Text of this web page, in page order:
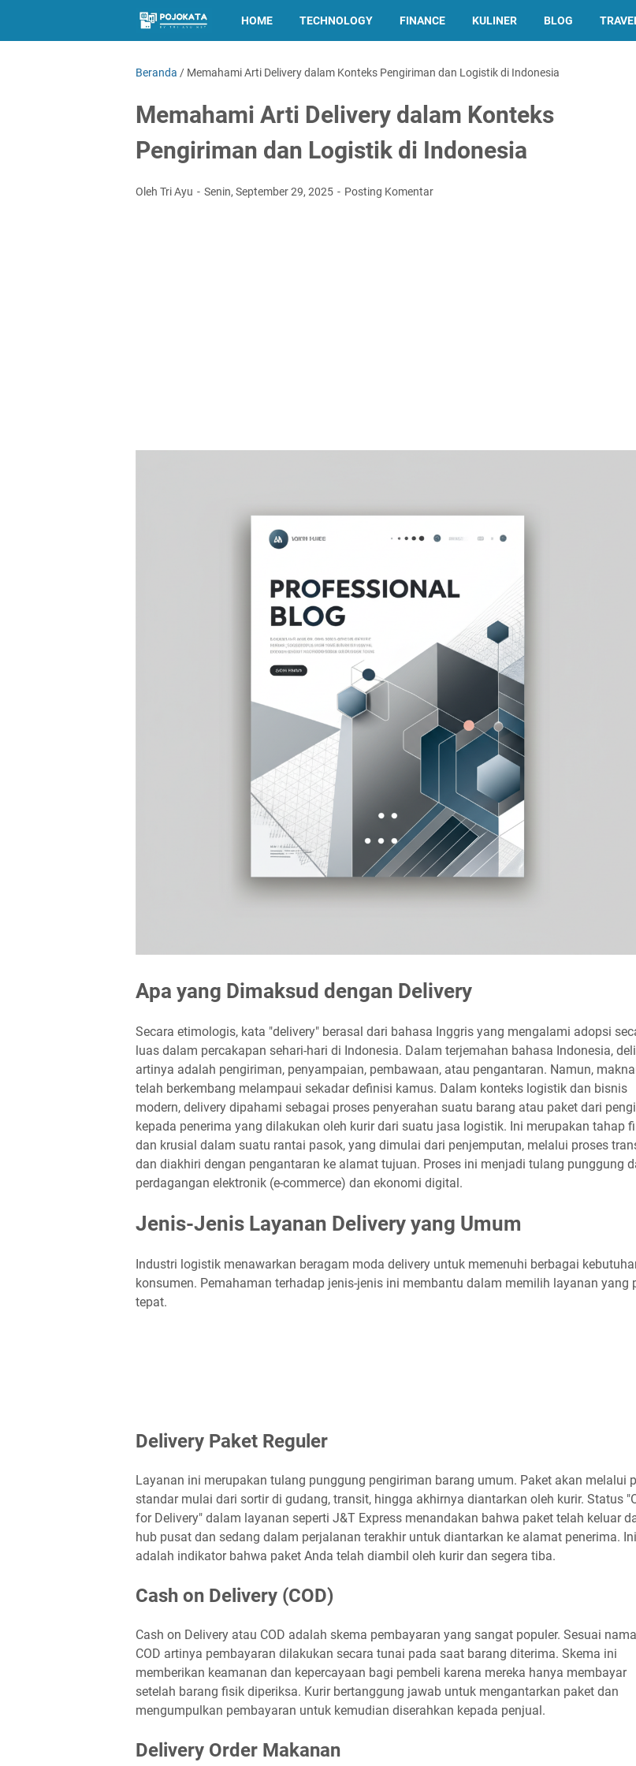
HOME TECHNOLOGY FINANCE KULINER BLOG
Beranda / Memahami Arti Delivery dalam Konteks Pengiriman dan Logistik di Indonesia
Memahami Arti Delivery dalam Konteks
Pengiriman dan Logistik di Indonesia
Oleh Tri Ayu Senin, September 29, 2025 Posting Komentar
Apa yang Dimaksud dengan Delivery
Secara etimologis, kata "delivery" berasal dari bahasa Inggris yang mengalami adopsi
luas dalam percakapan sehari-hari di Indonesia. Dalam terjemahan bahasa Indonesia,
artinya adalah pengiriman, penyampaian, pembawaan, atau pengantaran. Namun,
telah berkembang melampaui sekadar definisi kamus. Dalam konteks logistik dan bisnis
modern, delivery dipahami sebagai proses penyerahan suatu barang atau paket dari
kepada penerima yang dilakukan oleh kurir dari suatu jasa logistik. Ini merupakan tahap
dan krusial dalam suatu rantai pasok, yang dimulai dari penjemputan, melalui proses
dan diakhiri dengan pengantaran ke alamat tujuan. Proses ini menjadi tulang punggung
perdagangan elektronik (e-commerce) dan ekonomi digital.
Jenis-Jenis Layanan Delivery yang Umum
Industri logistik menawarkan beragam moda delivery untuk memenuhi berbagai
konsumen. Pemahaman terhadap jenis-jenis ini membantu dalam memilih layanan yang
tepat.
Delivery Paket Reguler
Layanan ini merupakan tulang punggung pengiriman barang umum. Paket akan melalui
standar mulai dari sortir di gudang, transit, hingga akhirnya diantarkan oleh kurir. Status
for Delivery" dalam layanan seperti J&T Express menandakan bahwa paket telah keluar
hub pusat dan sedang dalam perjalanan terakhir untuk diantarkan ke alamat penerima. Ini
adalah indikator bahwa paket Anda telah diambil oleh kurir dan segera tiba.
Cash on Delivery (COD)
Cash on Delivery atau COD adalah skema pembayaran yang sangat populer. Sesuai
COD artinya pembayaran dilakukan secara tunai pada saat barang diterima. Skema ini
memberikan keamanan dan kepercayaan bagi pembeli karena mereka hanya membayar
setelah barang fisik diperiksa. Kurir bertanggung jawab untuk mengantarkan paket dan
mengumpulkan pembayaran untuk kemudian diserahkan kepada penjual.
Delivery Order Makanan